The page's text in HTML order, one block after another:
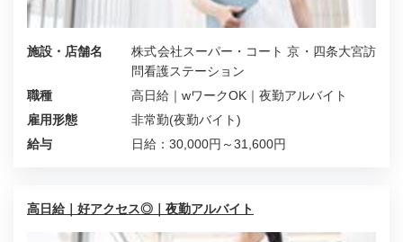
施設・店舗名
株式会社スーパー・コート 京・四条大宮訪
問看護ステーション
職種
高日給｜wワークOK｜夜勤アルバイト
雇用形態
非常勤(夜勤バイト)
給与
日給：30,000円～31,600円
高日給｜好アクセス◎｜夜勤アルバイト